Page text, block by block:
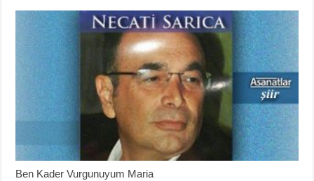
Ben Kader Vurgunuyum Maria